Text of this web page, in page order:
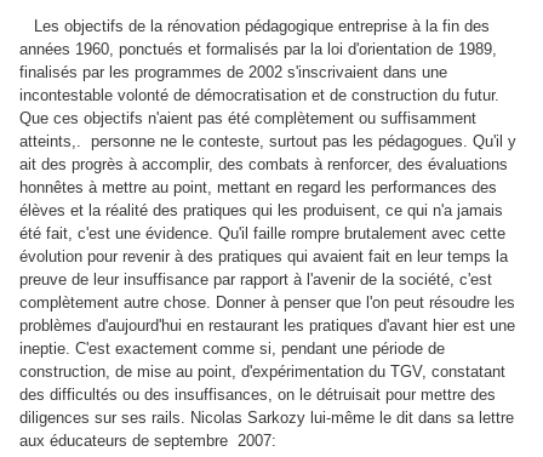
Les objectifs de la rénovation pédagogique entreprise à la fin des
années 1960, ponctués et formalisés par la loi d'orientation de 1989,
finalisés par les programmes de 2002 s'inscrivaient dans une
incontestable volonté de démocratisation et de construction du futur.
Que ces objectifs n'aient pas été complètement ou suffisamment
atteints,. personne ne le conteste, surtout pas les pédagogues. Qu'il y
ait des progrès à accomplir, des combats à renforcer, des évaluations
honnêtes à mettre au point, mettant en regard les performances des
élèves et la réalité des pratiques qui les produisent, ce qui n'a jamais
été fait, c'est une évidence. Qu'il faille rompre brutalement avec cette
évolution pour revenir à des pratiques qui avaient fait en leur temps la
preuve de leur insuffisance par rapport à l'avenir de la société, c'est
complètement autre chose. Donner à penser que l'on peut résoudre les
problèmes d'aujourd'hui en restaurant les pratiques d'avant hier est une
ineptie. C'est exactement comme si, pendant une période de
construction, de mise au point, d'expérimentation du TGV, constatant
des difficultés ou des insuffisances, on le détruisait pour mettre des
diligences sur ses rails. Nicolas Sarkozy lui-même le dit dans sa lettre
aux éducateurs de septembre 2007: